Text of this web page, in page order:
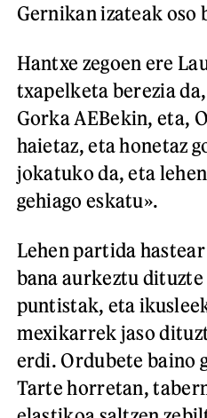
Gernikan izateak oso
Hantxe zegoen ere
txapelketa berezia
Gorka AEBekin, eta,
haietaz, eta honetaz
jokatuko da, eta
gehiago eskatu».
Lehen partida
bana aurkeztu
puntistak, eta
mexikarrek jaso
erdi. Ordubete baino
Tarte horretan,